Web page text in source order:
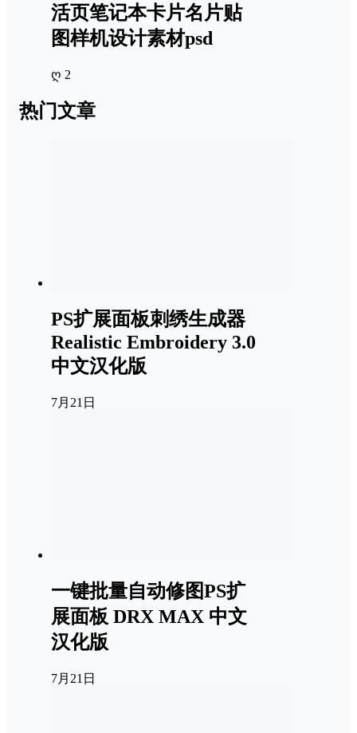
活页笔记本卡片名片贴
图样机设计素材psd
ღ 2
热门文章
PS扩展面板刺绣生成器
Realistic Embroidery 3.0
中文汉化版
7月21日
一键批量自动修图PS扩
展面板 DRX MAX 中文
汉化版
7月21日